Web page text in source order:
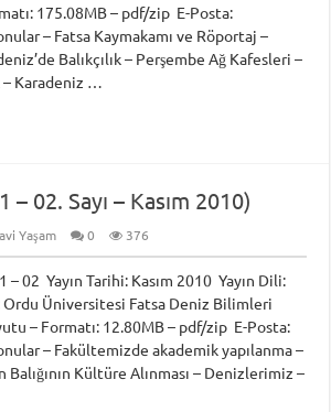
175.08MB – pdf/zip E-Posta:
– Fatsa Kaymakamı ve Röportaj –
Balıkçılık – Perşembe Ağ Kafesleri –
– Karadeniz …
– 02. Sayı – Kasım 2010)
Yaşam 0 376
– 02 Yayın Tarihi: Kasım 2010 Yayın Dili:
Ordu Üniversitesi Fatsa Deniz Bilimleri
– Formatı: 12.80MB – pdf/zip E-Posta:
– Fakültemizde akademik yapılanma –
Balığının Kültüre Alınması – Denizlerimiz –